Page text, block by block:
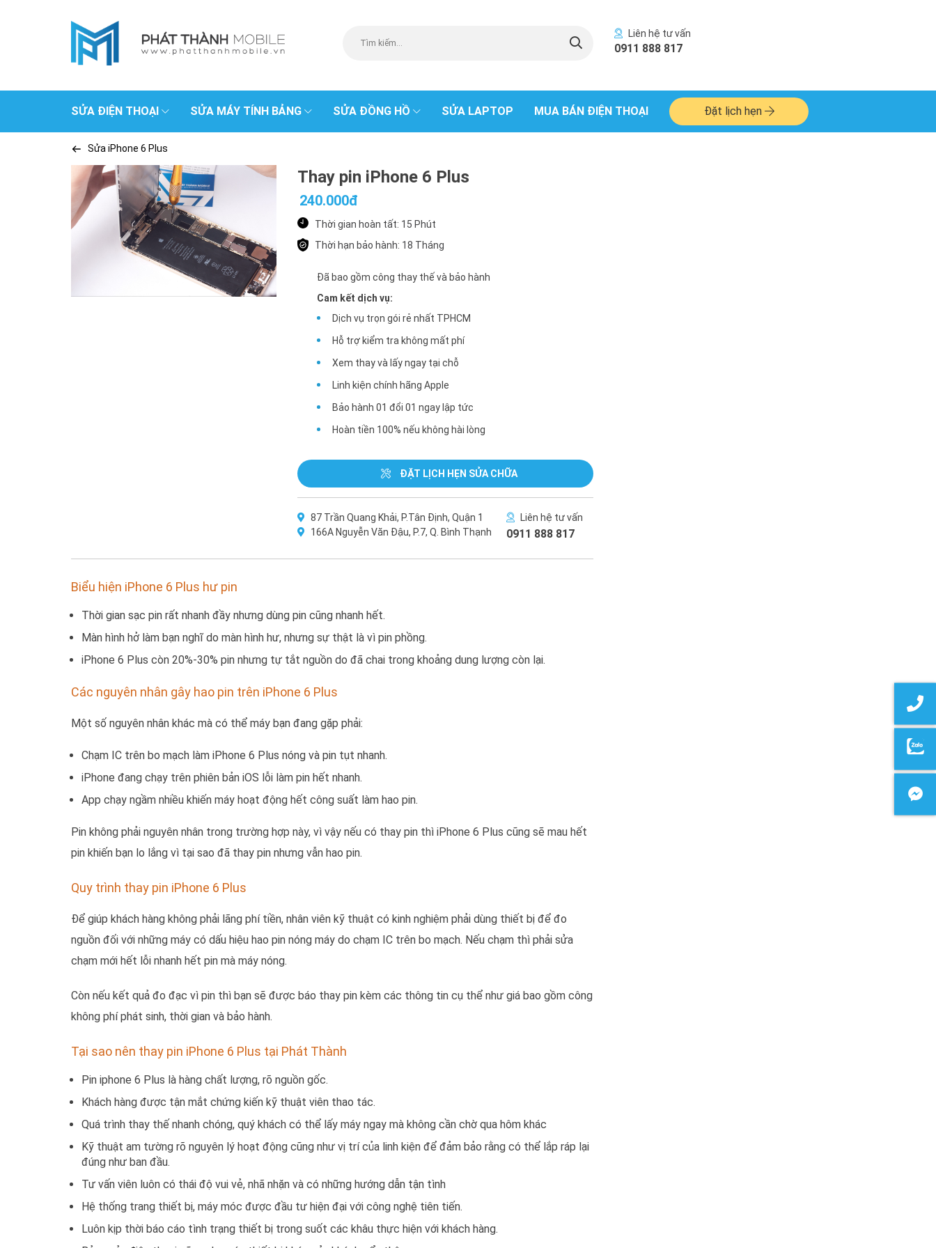
Liên hệ tư vấn
0911 888 817
SỬA ĐIỆN THOẠI SỬA MÁY TÍNH BẢNG SỬA ĐỒNG HỒ SỬA LAPTOP MUA BÁN ĐIỆN THOẠI Đặt lịch hẹn
Sửa iPhone 6 Plus
Thay pin iPhone 6 Plus
240.000đ
Thời gian hoàn tất: 15 Phút
Thời hạn bảo hành: 18 Tháng
Đã bao gồm công thay thế và bảo hành
Cam kết dịch vụ:
Dịch vụ trọn gói rẻ nhất TPHCM
Hỗ trợ kiểm tra không mất phí
Xem thay và lấy ngay tại chỗ
Linh kiện chính hãng Apple
Bảo hành 01 đổi 01 ngay lập tức
Hoàn tiền 100% nếu không hài lòng
ĐẶT LỊCH HẸN SỬA CHỮA
87 Trần Quang Khải, P.Tân Định, Quận 1
166A Nguyễn Văn Đậu, P.7, Q. Bình Thạnh
Liên hệ tư vấn
0911 888 817
Biểu hiện iPhone 6 Plus hư pin
Thời gian sạc pin rất nhanh đầy nhưng dùng pin cũng nhanh hết.
Màn hình hở làm bạn nghĩ do màn hình hư, nhưng sự thật là vì pin phồng.
iPhone 6 Plus còn 20%-30% pin nhưng tự tắt nguồn do đã chai trong khoảng dung lượng còn lại.
Các nguyên nhân gây hao pin trên iPhone 6 Plus
Một số nguyên nhân khác mà có thể máy bạn đang gặp phải:
Chạm IC trên bo mạch làm iPhone 6 Plus nóng và pin tụt nhanh.
iPhone đang chạy trên phiên bản iOS lỗi làm pin hết nhanh.
App chạy ngầm nhiều khiến máy hoạt động hết công suất làm hao pin.
Pin không phải nguyên nhân trong trường hợp này, vì vậy nếu có thay pin thì iPhone 6 Plus cũng sẽ mau hết
pin khiến bạn lo lắng vì tại sao đã thay pin nhưng vẫn hao pin.
Quy trình thay pin iPhone 6 Plus
Để giúp khách hàng không phải lãng phí tiền, nhân viên kỹ thuật có kinh nghiệm phải dùng thiết bị để đo
nguồn đối với những máy có dấu hiệu hao pin nóng máy do chạm IC trên bo mạch. Nếu chạm thì phải sửa
chạm mới hết lỗi nhanh hết pin mà máy nóng.
Còn nếu kết quả đo đạc vì pin thì bạn sẽ được báo thay pin kèm các thông tin cụ thể như giá bao gồm công
không phí phát sinh, thời gian và bảo hành.
Tại sao nên thay pin iPhone 6 Plus tại Phát Thành
Pin iphone 6 Plus là hàng chất lượng, rõ nguồn gốc.
Khách hàng được tận mắt chứng kiến kỹ thuật viên thao tác.
Quá trình thay thế nhanh chóng, quý khách có thể lấy máy ngay mà không cần chờ qua hôm khác
Kỹ thuật am tường rõ nguyên lý hoạt động cũng như vị trí của linh kiện để đảm bảo rằng có thể lắp ráp lại
đúng như ban đầu.
Tư vấn viên luôn có thái độ vui vẻ, nhã nhặn và có những hướng dẫn tận tình
Hệ thống trang thiết bị, máy móc được đầu tư hiện đại với công nghệ tiên tiến.
Luôn kịp thời báo cáo tình trạng thiết bị trong suốt các khâu thực hiện với khách hàng.